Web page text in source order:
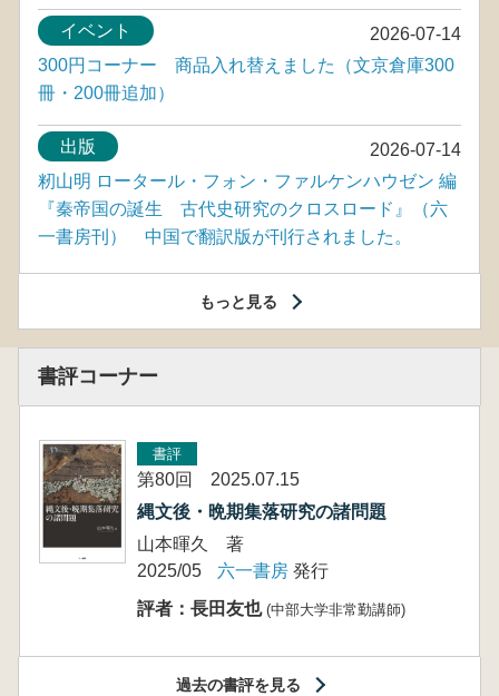
2026-07-14
イベント
300円コーナー 商品入れ替えました（文京倉庫300
冊・200冊追加）
2026-07-14
出版
籾山明 ロータール・フォン・ファルケンハウゼン 編
『秦帝国の誕生 古代史研究のクロスロード』（六
一書房刊） 中国で翻訳版が刊行されました。
もっと見る
書評コーナー
書評
第80回 2025.07.15
縄文後・晩期集落研究の諸問題
山本暉久 著
2025/05
六一書房 発行
評者：長田友也 (中部大学非常勤講師)
過去の書評を見る